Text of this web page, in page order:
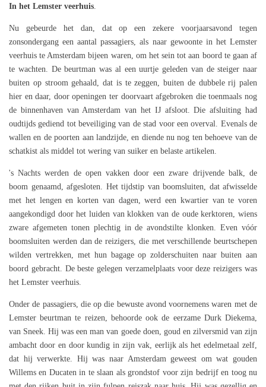
In het Lemster veerhuis.
Nu gebeurde het dan, dat op een zekere voorjaarsavond tegen
zonsondergang een aantal passagiers, als naar gewoonte in het Lemster
veerhuis te Amsterdam bijeen waren, om het sein tot aan boord te gaan af
te wachten. De beurtman was al een uurtje geleden van de steiger naar
buiten op stroom gehaald, dat is te zeggen, buiten de dubbele rij palen
hier en daar, door openingen ter doorvaart afgebroken die toenmaals nog
de binnenhaven van Amsterdam van het IJ afsloot. Die afsluiting had
oudtijds gediend tot beveiliging van de stad voor een overval. Evenals de
wallen en de poorten aan landzijde, en diende nu nog ten behoeve van de
schatkist als middel tot wering van suiker en belaste artikelen.
's Nachts werden de open vakken door een zware drijvende balk, de
boom genaamd, afgesloten. Het tijdstip van boomsluiten, dat afwisselde
met het lengen en korten van dagen, werd een kwartier van te voren
aangekondigd door het luiden van klokken van de oude kerktoren, wiens
zware afgemeten tonen plechtig in de avondstilte klonken. Even vóór
boomsluiten werden dan de reizigers, die met verschillende beurtschepen
wilden vertrekken, met hun bagage op zolderschuiten naar buiten aan
boord gebracht. De beste gelegen verzamelplaats voor deze reizigers was
het Lemster veerhuis.
Onder de passagiers, die op die bewuste avond voornemens waren met de
Lemster beurtman te reizen, behoorde ook de eerzame Durk Diekema,
van Sneek. Hij was een man van goede doen, goud en zilversmid van zijn
ambacht door en door kundig in zijn vak, eerlijk als het edelmetaal zelf,
dat hij verwerkte. Hij was naar Amsterdam geweest om wat gouden
Willems en Ducaten in te slaan als grondstof voor zijn bedrijf en toog nu